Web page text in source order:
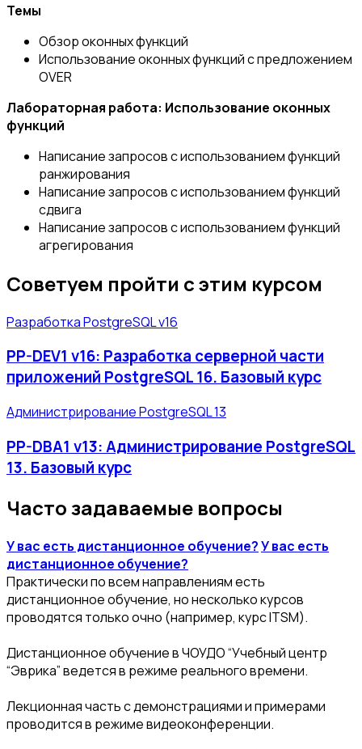
Темы
Обзор оконных функций
Использование оконных функций с предложением
OVER
Лабораторная работа: Использование оконных
функций
Написание запросов с использованием функций
ранжирования
Написание запросов с использованием функций
сдвига
Написание запросов с использованием функций
агрегирования
Советуем пройти с этим курсом
Разработка PostgreSQL v16
PP-DEV1 v16: Разработка серверной части
приложений PostgreSQL 16. Базовый курс
Администрирование PostgreSQL 13
PP-DBA1 v13: Администрирование PostgreSQL
13. Базовый курс
Часто задаваемые вопросы
У вас есть дистанционное обучение?У вас есть
дистанционное обучение?
Практически по всем направлениям есть
дистанционное обучение, но несколько курсов
проводятся только очно (например, курс ITSM).
Дистанционное обучение в ЧОУДО “Учебный центр
“Эврика” ведется в режиме реального времени.
Лекционная часть с демонстрациями и примерами
проводится в режиме видеоконференции.